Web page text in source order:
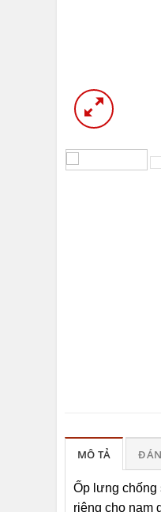
MÔ TẢ
Ốp lưng chống
riêng cho nam